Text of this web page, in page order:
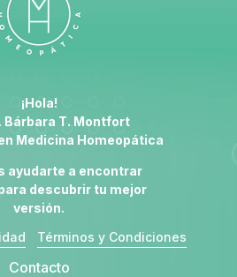
¡Hola!
Bárbara T. Montfort
Medicina Homeopática
ayudarte a encontrar
descubrir tu mejor
versión.
Términos y Condiciones
Contacto